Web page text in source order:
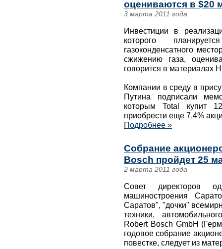
оцениваются в $20
3 марта 2011 года
Инвестиции в
которого
газоконденсатного
сжижению газа,
говорится в материалах
Компании в среду в
Путина подписали
которым Total купит
приобрести еще 7,4%
Подробнее »
Собрание
Bosch пройдет 25
2 марта 2011 года
Совет директоров
машиностроения
Саратов", "дочки"
техники,
Robert Bosch GmbH
годовое собрание
повестке, следует из